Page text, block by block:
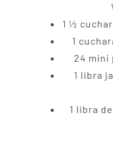
1 ½
1
24 mini
1 libra
1 libra